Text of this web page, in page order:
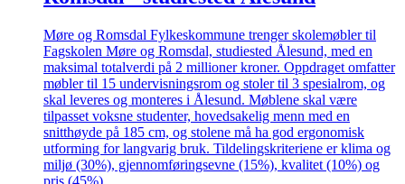
Møre og Romsdal Fylkeskommune trenger skolemøbler til
Fagskolen Møre og Romsdal, studiested Ålesund, med en
maksimal totalverdi på 2 millioner kroner. Oppdraget omfatter
møbler til 15 undervisningsrom og stoler til 3 spesialrom, og
skal leveres og monteres i Ålesund. Møblene skal være
tilpasset voksne studenter, hovedsakelig menn med en
snitthøyde på 185 cm, og stolene må ha god ergonomisk
utforming for langvarig bruk. Tildelingskriteriene er klima og
miljø (30%), gjennomføringsevne (15%), kvalitet (10%) og